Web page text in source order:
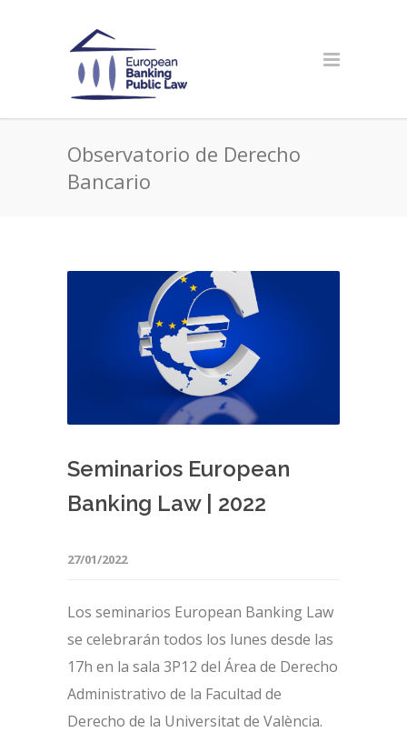
Observatorio de Derecho
Bancario
Seminarios European
Banking Law | 2022
27/01/2022
Los seminarios European Banking Law
se celebrarán todos los lunes desde las
17h en la sala 3P12 del Área de Derecho
Administrativo de la Facultad de
Derecho de la Universitat de València.